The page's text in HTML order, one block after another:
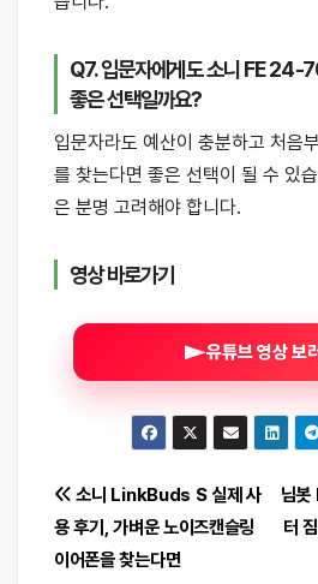
Q7. 입문자에게도 소니 FE
좋은 선택일까요?
입문자라도 예산이 충분하고 처음
를 찾는다면 좋은 선택이 될 수 있
은 분명 고려해야 합니다.
영상 바로가기
유튜브 영상 보
글
탐
님봇
터
소니 LinkBuds S 실제 사
용 후기, 가벼운 노이즈캔슬링
이어폰을 찾는다면